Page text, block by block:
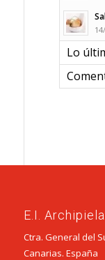
Lo
E.I.
Ctra. General del
Canarias. España